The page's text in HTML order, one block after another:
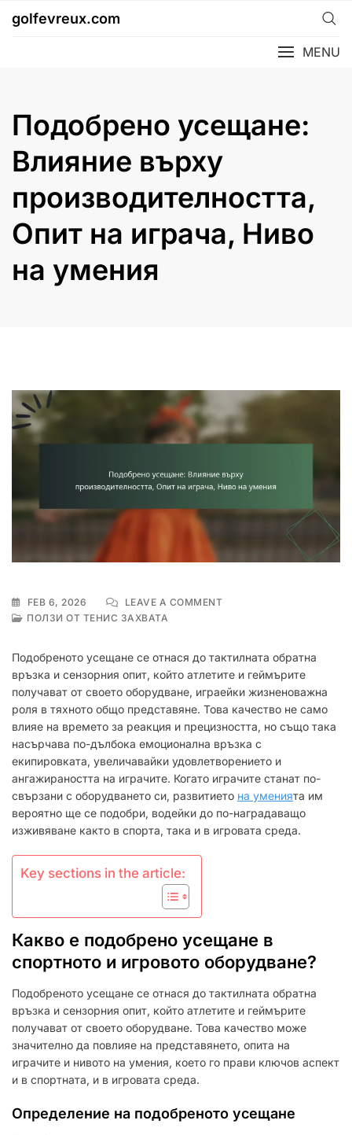
golfevreux.com
MENU
Подобрено усещане:
Влияние върху
производителността,
Опит на играча, Ниво
на умения
FEB 6, 2026 LEAVE A COMMENTON
ВЪРХУ
ОПИТ
НА
НА
УМЕНИЯ
ПОЛЗИ ОТ ТЕНИС ЗАХВАТА
Подобреното усещане се отнася до тактилната обратна
връзка и сензорния опит, който атлетите и геймърите
получават от своето оборудване, играейки жизненоважна
роля в тяхното общо представяне. Това качество не само
влияе на времето за реакция и прецизността, но също така
насърчава по-дълбока емоционална връзка с
екипировката, увеличавайки удовлетворението и
ангажираността на играчите. Когато играчите станат по-
свързани с оборудването си, развитието на уменията им
вероятно ще се подобри, водейки до по-наградаващо
изживяване както в спорта, така и в игровата среда.
Key sections in the article:
Какво е подобрено усещане в
спортното и игровото оборудване?
Подобреното усещане се отнася до тактилната обратна
връзка и сензорния опит, който атлетите и геймърите
получават от своето оборудване. Това качество може
значително да повлияе на представянето, опита на
играчите и нивото на умения, което го прави ключов аспект
и в спортната, и в игровата среда.
Определение на подобреното усещане